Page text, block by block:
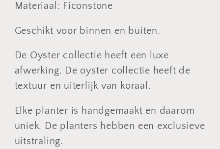
Materiaal: Ficonstone
Geschikt voor binnen en buiten.
De Oyster collectie heeft een luxe
afwerking. De oyster collectie heeft de
textuur en uiterlijk van koraal.
Elke planter is handgemaakt en daarom
uniek. De planters hebben een exclusieve
uitstraling.